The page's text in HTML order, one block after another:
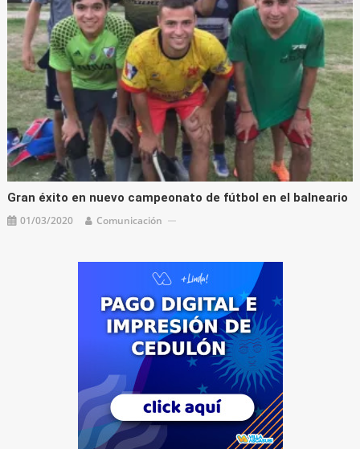
Gran éxito en nuevo campeonato de fútbol en el balneario
01/03/2020 Comunicación